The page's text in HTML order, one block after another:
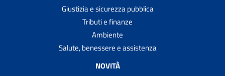
Giustizia e sicurezza pubblica
Tributi e finanze
Ambiente
Salute, benessere e assistenza
NOVITÀ